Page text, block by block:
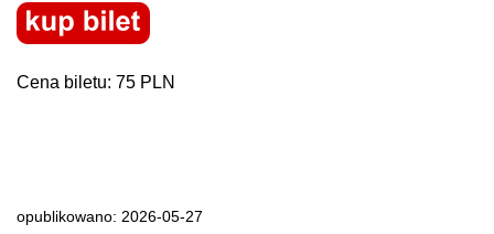
Cena biletu: 75 PLN
opublikowano: 2026-05-27